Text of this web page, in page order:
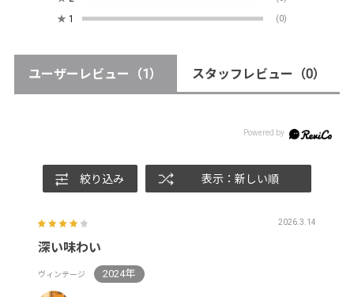
★ 1 (0)
ユーザーレビュー （1） スタッフレビュー （0）
絞り込み 表示：新しい順
2026.3.14
深い味わい
ヴィンテージ 2024年